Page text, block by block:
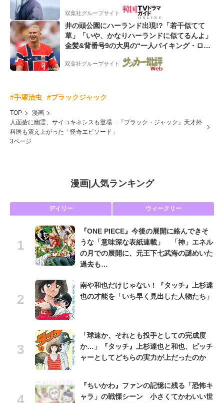
双葉社グループサイト
井の頭公園にハーランド出現!?「若干似てて
草」「いや、かなりハーランドに似てるんよ」
金髪&背番号9の大男の“一人バイキング・ロ
ー”映像が話題!「元気をもらった」
双葉社グループサイト
#手塚治虫 #ブラックジャック
TOP
漫画
人面瘡に幽霊、サイコキネシスも登場…『ブラック・ジャック』天才外
科医も震え上がった「怪奇エピソード」
3ページ
漫画| 人気ランキング
デイリー ウィークリー
『ONE PIECE』今後の展開に絡んできそ
うな「意味深な表紙連載」 「神」エネル
の月での展開に、元王下七武海の謎めいた
過去も…
南や和也だけじゃない！『タッチ』上杉達
也の才能を「いち早く見出した人物たち」
「球速か、それとも投手としての完成度
か…」『タッチ』上杉達也と和也、ピッチ
ャーとしてどちらの実力が上だったのか
『ちいかわ』ファンの記憶に残る「恐怖キ
ャラ」の戦慄シーン 小さくてかわいい世